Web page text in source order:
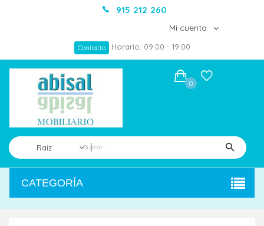
915 212 260
Mi cuenta
Contacto Horario: 09:00 - 19:00
Raíz
0
CATEGORÍA